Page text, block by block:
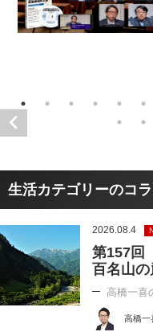
生活カテゴリーのコ
2026.08.4
第157
百名山の
高橋一喜
高橋一